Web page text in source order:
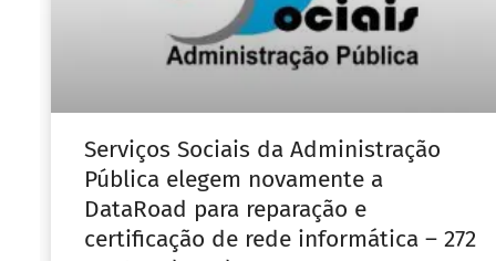
Serviços Sociais da Administração
Pública elegem novamente a
DataRoad para reparação e
certificação de rede informática – 272